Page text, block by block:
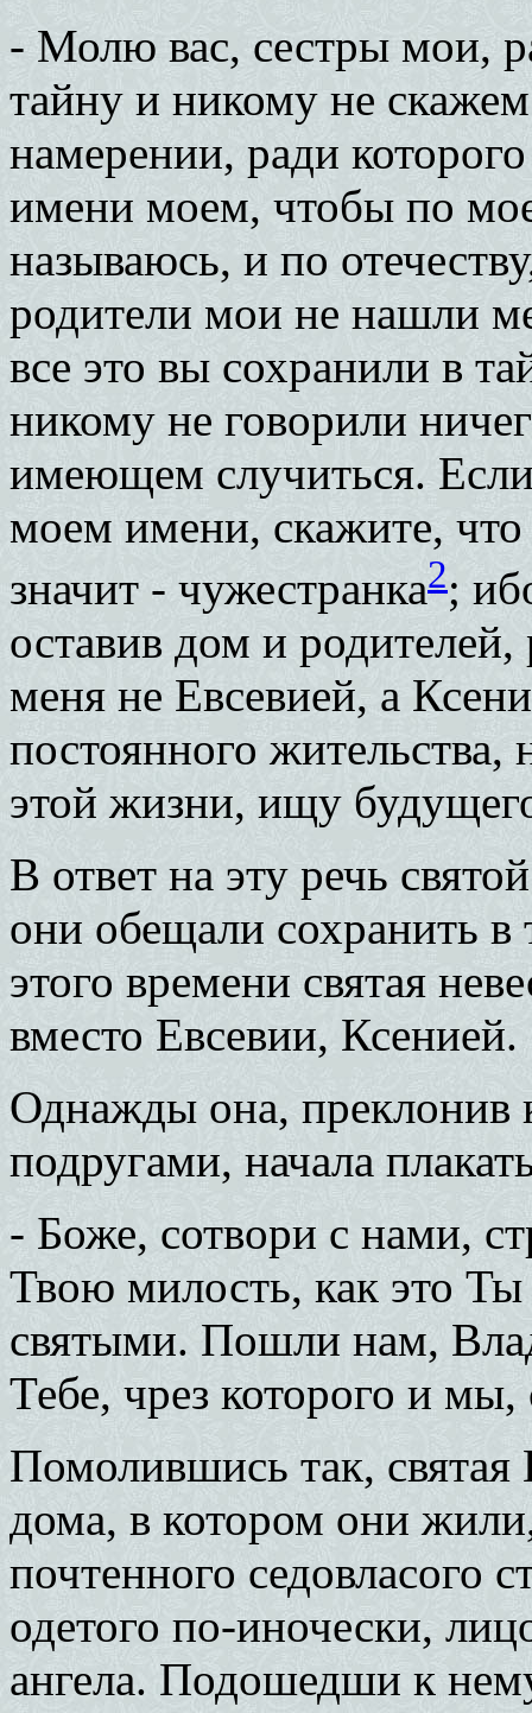
- Молю вас, сестры мои,
тайну и никому не
намерении, ради
имени моем, чтобы по
называюсь, и по
родители мои не нашли
все это вы сохранили в
никому не говорили
имеющем случиться.
моем имени, скажите,
значит - чужестранка2;
оставив дом и
меня не Евсевией, а
постоянного жительства,
этой жизни, ищу
В ответ на эту речь
они обещали сохранить в
этого времени святая
вместо Евсевии, Ксенией.
Однажды она, преклонив
подругами, начала
- Боже, сотвори с нами,
Твою милость, как это
святыми. Пошли нам,
Тебе, чрез которого и
Помолившись так,
дома, в котором они
почтенного cедовласого
одетого по-иночески,
ангела. Подошедши к